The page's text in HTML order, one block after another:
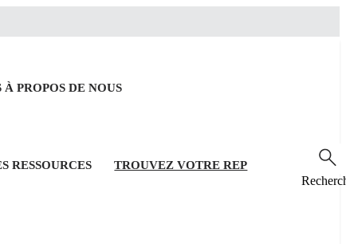
À PROPOS DE NOUS
RESSOURCES TROUVEZ VOTRE REP